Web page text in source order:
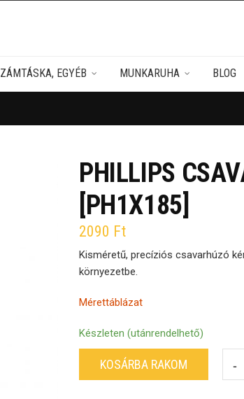
EGYÉB MUNKARUHA BLOG
PHILLIPS
[PH1X185]
2090 Ft
Kisméretű, precíziós csavarhúzó
környezetbe.
Mérettáblázat
Készleten (utánrendelhető)
KOSÁRBA RAKOM